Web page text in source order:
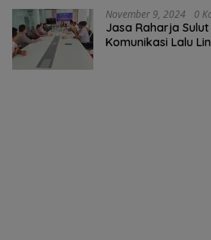
November 9, 2024 0
Jasa Raharja
Komunikasi Lalu